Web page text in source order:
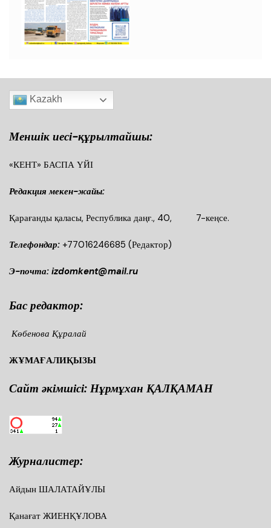
Kazakh
Меншік иесі-құрылтайшы:
«КЕНТ» БАСПА ҮЙІ
Редакция мекен-жайы:
Қарағанды қаласы, Республика даңғ., 40, 7-кеңсе.
Телефондар: +77016246685 (Редактор)
Э-почта: izdomkent@mail.ru
Бас редактор:
Көбенова Құралай
ЖҰМАҒАЛИҚЫЗЫ
Сайт әкімшісі: Нұрмұхан ҚАЛҚАМАН
Журналистер:
Айдын ШАЛАТАЙҰЛЫ
Қанағат ЖИЕНҚҰЛОВА